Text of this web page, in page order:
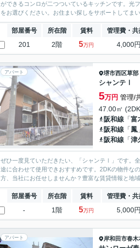
ができるコンロが二つついているキッチンです。光
をお選びください。お住まい探しをサポートしてまい
部屋番号 所在階 賃料 管理費・共
201 2階 5万円 4,000円
アパート 堺市西区草部
シャンテⅠ
5万円 管理/
47.00㎡
阪和線 「富
阪和線 「鳳
阪和線 「津
ぜひ一度見ていただきたい、「シャンテⅠ」です。
途に合わせて使用できおすすめです。2DKの物件な
方、当社にお任せしませんか？豊富な賃貸情報と地
部屋番号 所在階 賃料 管理費・共
- 1階 5万円 5,000円
アパート 岸和田市春木